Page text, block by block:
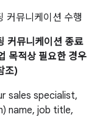
커뮤니케이션 수행
커뮤니케이션 종료
목적상 필요한 경우
조)
sales specialist,
name, job title,